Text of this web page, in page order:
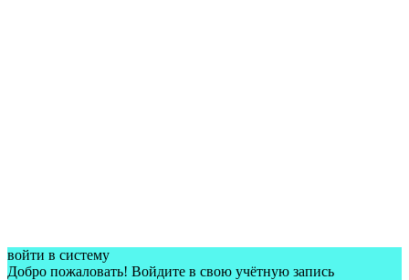
войти в систему
Добро пожаловать! Войдите в свою учётную запись